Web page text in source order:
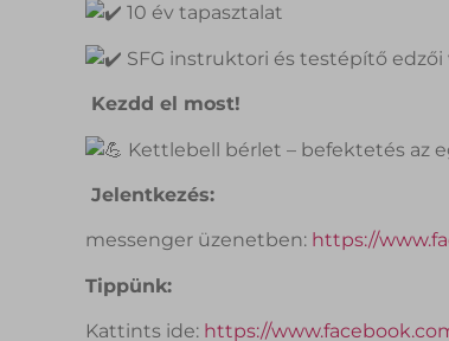
10 év tapasztalat
SFG instruktori és testépítő
Kezdd el most!
Kettlebell bérlet – befektetés az
Jelentkezés:
messenger üzenetben: https://
Tippünk:
Kattints ide: https://